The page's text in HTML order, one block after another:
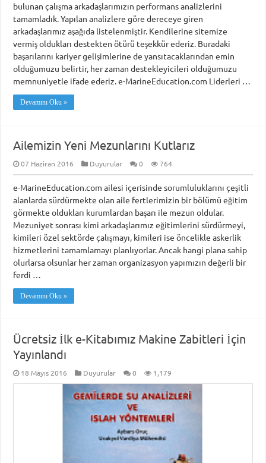
bulunan çalışma arkadaşlarımızın performans analizlerini
tamamladık. Yapılan analizlere göre dereceye giren
arkadaşlarımız aşağıda listelenmiştir. Kendilerine sitemize
vermiş oldukları destekten ötürü teşekkür ederiz. Buradaki
başarılarını kariyer gelişimlerine de yansıtacaklarından emin
olduğumuzu belirtir, her zaman destekleyicileri olduğumuzu
memnuniyetle ifade ederiz. e-MarineEducation.com Liderleri …
Devamını Oku »
Ailemizin Yeni Mezunlarını Kutlarız
07 Haziran 2016 Duyurular 0 764
e-MarineEducation.com ailesi içerisinde sorumluluklarını çeşitli
alanlarda sürdürmekte olan aile fertlerimizin bir bölümü eğitim
görmekte oldukları kurumlardan başarı ile mezun oldular.
Mezuniyet sonrası kimi arkadaşlarımız eğitimlerini sürdürmeyi,
kimileri özel sektörde çalışmayı, kimileri ise öncelikle askerlik
hizmetlerini tamamlamayı planlıyorlar. Ancak hangi plana sahip
olurlarsa olsunlar her zaman organizasyon yapımızın değerli bir
ferdi …
Devamını Oku »
Ücretsiz İlk e-Kitabımız Makine Zabitleri İçin
Yayınlandı
18 Mayıs 2016 Duyurular 0 1,179